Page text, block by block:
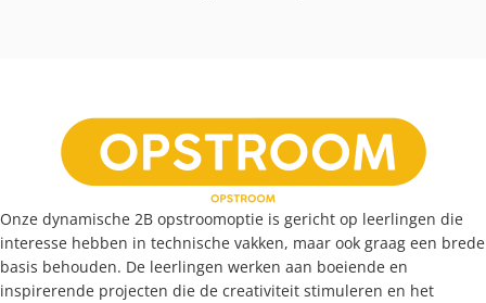
Onze dynamische 2B opstroomoptie is gericht op leerlingen die
interesse hebben in technische vakken, maar ook graag een brede
basis behouden. De leerlingen werken aan boeiende en
inspirerende projecten die de creativiteit stimuleren en het